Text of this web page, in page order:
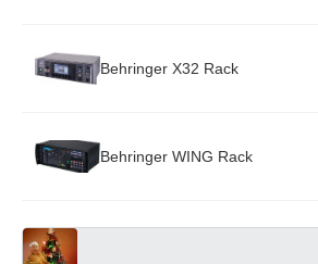
Behringer X32 Rack
Behringer WING Rack